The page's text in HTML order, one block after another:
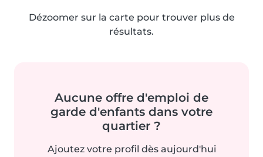
Dézoomer sur la carte pour trouver plus de
résultats.
Aucune offre d'emploi de
garde d'enfants dans votre
quartier ?
Ajoutez votre profil dès aujourd'hui